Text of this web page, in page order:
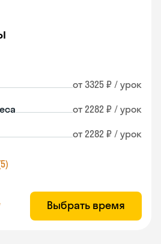
от 3325 ₽ / урок
от 2282 ₽ / урок
от 2282 ₽ / урок
Выбрать время